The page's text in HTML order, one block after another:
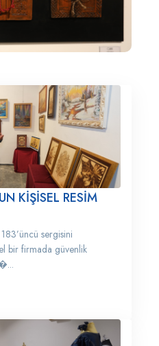
KİŞİSEL RESİM
sergisini
bir firmada güvenlik